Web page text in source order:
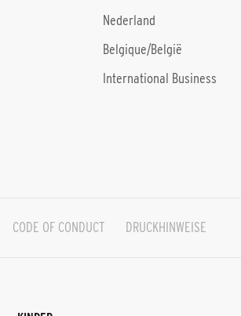
Nederland
Belgique/België
International Business
CODE OF CONDUCT DRUCKHINWEISE